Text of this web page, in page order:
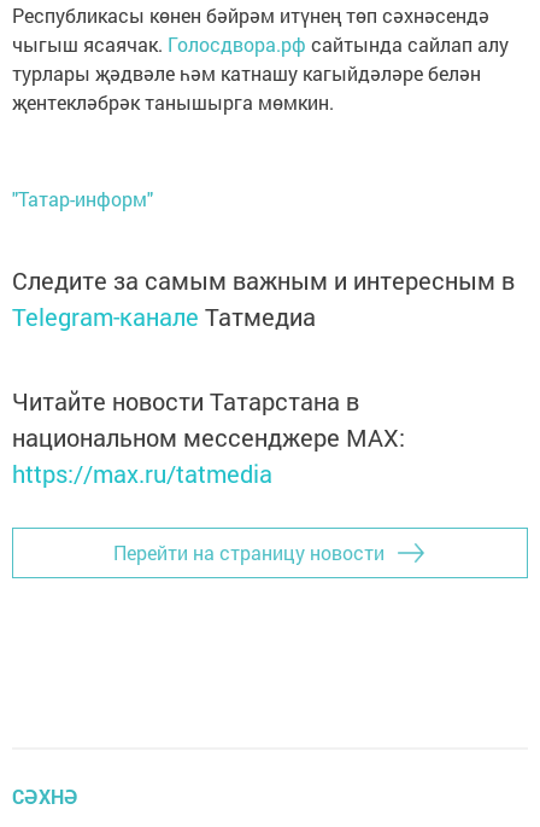
Республикасы көнен бәйрәм итүнең төп сәхнәсендә
чыгыш ясаячак. Голосдвора.рф сайтында сайлап алу
турлары җәдвәле һәм катнашу кагыйдәләре белән
җентекләбрәк танышырга мөмкин.
"Татар-информ"
Следите за самым важным и интересным в
Telegram-канале Татмедиа
Читайте новости Татарстана в
национальном мессенджере MАХ:
https://max.ru/tatmedia
Перейти на страницу новости
СӘХНӘ